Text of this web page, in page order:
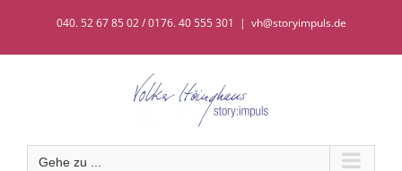
springen
040. 52 67 85 02 / 0176. 40 555 301 | vh@storyimpuls.de
Gehe zu ...